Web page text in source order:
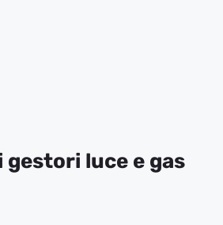
gestori luce e gas